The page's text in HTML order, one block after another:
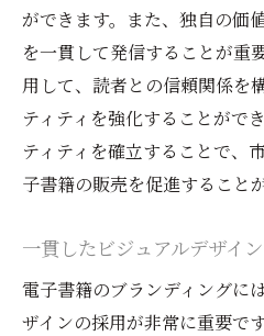
ができます。また、独自の価
を一貫して発信することが重
用して、読者との信頼関係を
ティティを強化することがで
ティティを確立することで、
子書籍の販売を促進すること
一貫したビジュアルデザイ
電子書籍のブランディングに
ザインの採用が非常に重要で